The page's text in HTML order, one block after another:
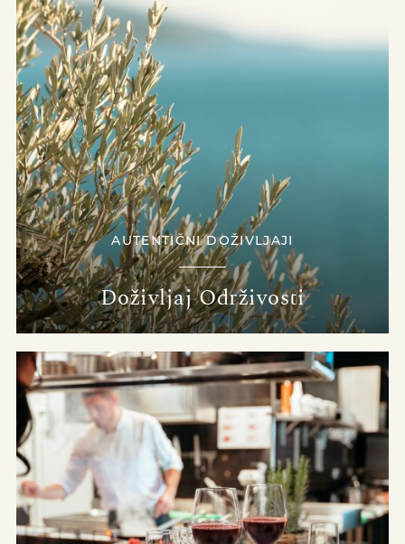
AUTENTIČNI DOŽIVLJAJI
Doživljaj Održivosti